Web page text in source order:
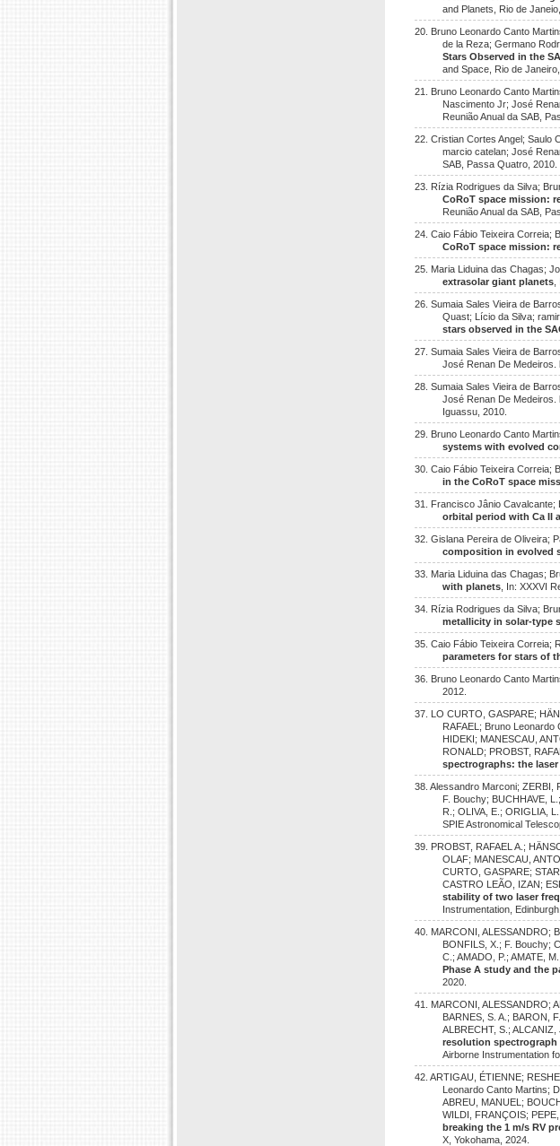
and Planets, Rio de
20. Bruno Leonardo Canto
de la Reza; Germano
Stars Observed in the
and Space, Rio de Janeiro,
21. Bruno Leonardo Canto
Nascimento Jr; José
Reunião Anual da SAB,
22. Cristian Cortes Angel; Saulo
marcio catelan; José
SAB, Passa Quatro, 2010.
23. Rízia Rodrigues da Silva;
CoRoT space mission:
Reunião Anual da SAB,
24. Caio Fábio Teixeira Correia;
CoRoT space mission:
25. Maria Liduina das Chagas;
extrasolar giant planets
26. Sumaia Sales Vieira de
Quast; Lício da Silva;
stars observed in the
27. Sumaia Sales Vieira de
José Renan De Medeiros.
28. Sumaia Sales Vieira de
José Renan De Medeiros.
Iguassu, 2010.
29. Bruno Leonardo Canto
systems with evolved
30. Caio Fábio Teixeira Correia;
in the CoRoT space
31. Francisco Jânio Cavalcante;
orbital period with Ca II
32. Gislana Pereira de Oliveira;
composition in evolved
33. Maria Liduina das Chagas;
with planets , In: XXXVI
34. Rízia Rodrigues da Silva;
metallicity in solar-type
35. Caio Fábio Teixeira Correia;
parameters for stars of
36. Bruno Leonardo Canto
2012.
37. LO CURTO, GASPARE;
RAFAEL; Bruno Leonardo
HIDEKI; MANESCAU,
RONALD; PROBST,
spectrographs: the
38. Alessandro Marconi; ZERBI,
F. Bouchy; BUCHHAVE,
R.; OLIVA, E.; ORIGLIA,
SPIE Astronomical
39. PROBST, RAFAEL A.;
OLAF; MANESCAU,
CURTO, GASPARE;
CASTRO LEÃO, IZAN;
stability of two laser
Instrumentation,
40. MARCONI, ALESSANDRO;
BONFILS, X.; F. Bouchy;
C.; AMADO, P.; AMATE,
Phase A study and the
2020.
41. MARCONI, ALESSANDRO;
BARNES, S. A.; BARON,
ALBRECHT, S.;
resolution spectrograph
Airborne Instrumentation
42. ARTIGAU, ÉTIENNE;
Leonardo Canto Martins;
ABREU, MANUEL;
WILDI, FRANÇOIS;
breaking the 1 m/s RV
X, Yokohama, 2024.